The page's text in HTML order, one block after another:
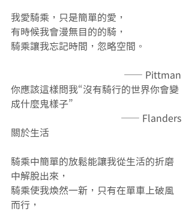
我愛騎乘，只是簡單的愛，
有時候我會漫無目的的騎，
騎乘讓我忘記時間，忽略空間。
—— Pittman
你應該這樣問我“沒有騎行的世界你會變
成什麼鬼樣子”
—— Flanders
關於生活
騎乘中簡單的放鬆能讓我從生活的折磨
中解脫出來，
騎乘使我煥然一新，只有在單車上破風
而行，